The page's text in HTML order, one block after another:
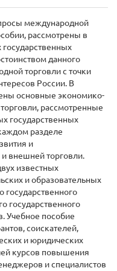
международной
рассмотрены в
данного
торговли с точки
России. В
основные экономико-
рассмотренные
государственных
разделе
и
внешней торговли.
известных
и образовательных
государственного
Учебное пособие
соискателей,
и юридических
курсов повышения
и специалистов